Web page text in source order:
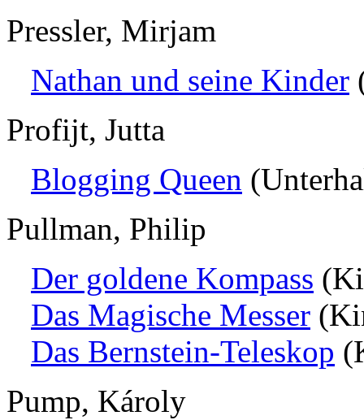
Pressler, Mirjam
Nathan und seine Kinder
Profijt, Jutta
Blogging Queen
Pullman, Philip
Der goldene Kompass
Das Magische Messer
Das Bernstein-Teleskop
Pump, Károly